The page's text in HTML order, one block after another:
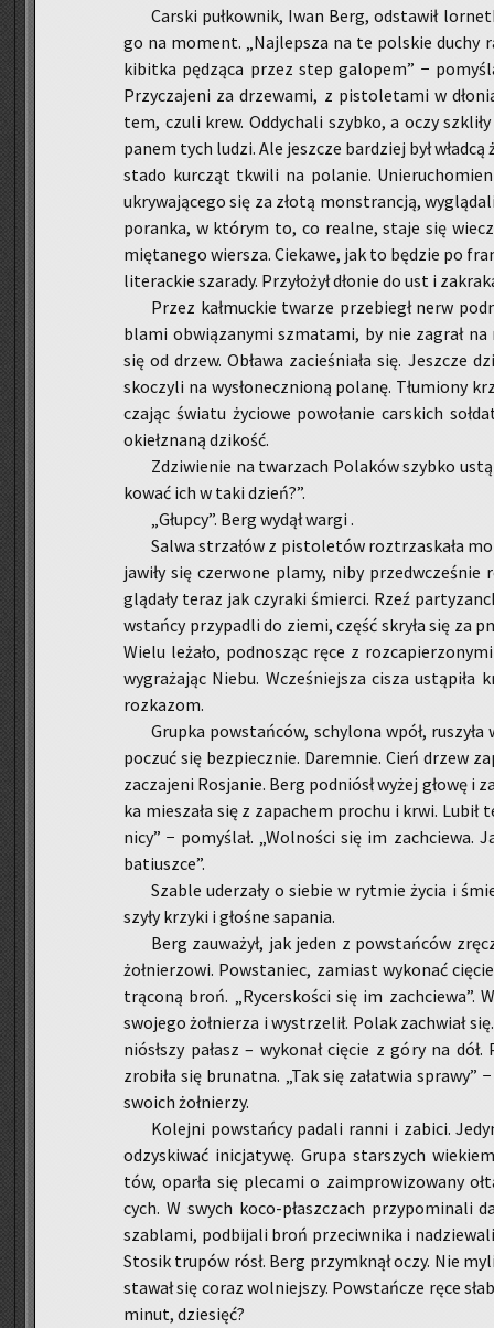
Car­ski puł­kow­nik, Iwan Berg, od­sta­wił
go na mo­ment. „Naj­lep­sza na te pol­skie duchy
ki­bit­ka pę­dzą­ca przez step ga­lo­pem” −
Przy­cza­je­ni za drze­wa­mi, z pi­sto­le­ta­mi w
tem, czuli krew. Od­dy­cha­li szyb­ko, a oczy
panem tych ludzi. Ale jesz­cze bar­dziej był
stado kur­cząt tkwi­li na po­la­nie.
ukry­wa­ją­ce­go się za złotą mon­stran­cją,
po­ran­ka, w któ­rym to, co re­al­ne, staje się
mię­ta­ne­go wier­sza. Cie­ka­we, jak to bę­dzie po
li­te­rac­kie sza­ra­dy. Przy­ło­żył dło­nie do ust i
Przez kał­muc­kie twa­rze prze­biegł nerw
bla­mi ob­wią­za­ny­mi szma­ta­mi, by nie za­grał
się od drzew. Ob­ła­wa za­cie­śnia­ła się.
sko­czy­li na wy­sło­necz­nio­ną po­la­nę. Tłu­mio­ny
cza­jąc świa­tu ży­cio­we po­wo­ła­nie car­skich
okieł­zna­ną dzi­kość.
Zdzi­wie­nie na twa­rzach Po­la­ków szyb­ko
ko­wać ich w taki dzień?”.
„Głup­cy”. Berg wydął wargi .
Salwa strza­łów z pi­sto­le­tów roz­trza­ska­ła
ja­wi­ły się czer­wo­ne plamy, niby
glą­da­ły teraz jak czy­ra­ki śmier­ci. Rzeź
wstań­cy przy­pa­dli do ziemi, część skry­ła się za
Wielu le­ża­ło, pod­no­sząc ręce z
wy­gra­ża­jąc Niebu. Wcze­śniej­sza cisza
roz­ka­zom.
Grup­ka po­wstań­ców, schy­lo­na wpół,
po­czuć się bez­piecz­nie. Da­rem­nie. Cień drzew
za­cza­je­ni Ro­sja­nie. Berg pod­niósł wyżej głowę i
ka mie­sza­ła się z za­pa­chem pro­chu i krwi.
ni­cy” − po­my­ślał. „Wol­no­ści się im za­chcie­wa.
ba­tiusz­ce”.
Sza­ble ude­rza­ły o sie­bie w ryt­mie życia i
szy­ły krzy­ki i gło­śne sa­pa­nia.
Berg za­uwa­żył, jak jeden z po­wstań­ców
żoł­nie­rzo­wi. Po­wsta­niec, za­miast wy­ko­nać
trą­co­ną broń. „Ry­cer­sko­ści się im za­chcie­wa”.
swo­je­go żoł­nie­rza i wy­strze­lił. Polak za­chwiał
nió­sł­szy pa­łasz – wy­ko­nał cię­cie z góry na
zro­bi­ła się bru­nat­na. „Tak się za­ła­twia spra­wy”
swo­ich żoł­nie­rzy.
Ko­lej­ni po­wstań­cy pa­da­li ranni i za­bi­ci.
od­zy­ski­wać ini­cja­ty­wę. Grupa star­szych
tów, opar­ła się ple­ca­mi o za­im­pro­wi­zo­wa­ny
cych. W swych ko­co-płasz­czach przy­po­mi­na­li
sza­bla­mi, pod­bi­ja­li broń prze­ciw­ni­ka i
Sto­sik tru­pów rósł. Berg przy­mknął oczy. Nie
sta­wał się coraz wol­niej­szy. Po­wstań­cze ręce
minut, dzie­sięć?